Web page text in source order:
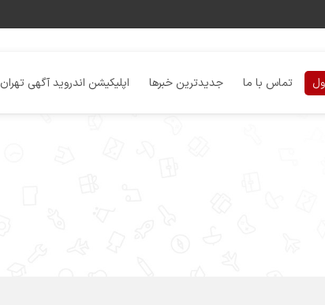
تماس با ما جدیدترین خبرها اپلیکیشن اندروید آگهی تهران